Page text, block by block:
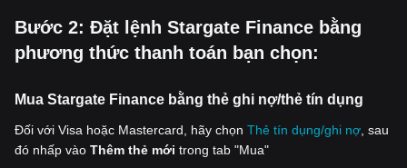
‌Bước 2: Đặt lệnh Stargate Finance bằng
phương thức thanh toán bạn chọn:
Mua Stargate Finance bằng thẻ ghi nợ/thẻ tín dụng
Đối với Visa hoặc Mastercard, hãy chọn Thẻ tín dụng/ghi nợ , sau
đó nhấp vào Thêm thẻ mới trong tab "Mua"